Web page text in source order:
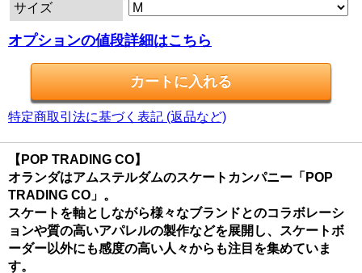
サイズ
オプションの値段詳細はこちら
特定商取引法に基づく表記 (返品など)
【POP TRADING CO】
オランダはアムステルダムのスケートカンパニー「POP
TRADING CO」。
スケートを軸としながら様々なブランドとのコラボレーシ
ョンや質の高いアパレルの製作などを展開し、スケートボ
ーダー以外にも感度の高い人々からも注目を集めていま
す。